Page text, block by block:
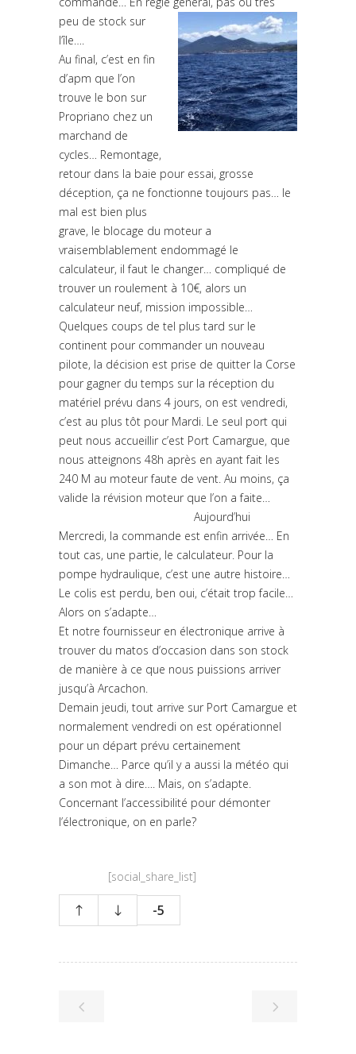
peu de stock sur
l’île….
Au final, c’est en fin
d’apm que l’on
trouve le bon sur
Propriano chez un
marchand de
cycles… Remontage,
retour dans la baie pour essai, grosse
déception, ça ne fonctionne toujours pas… le
mal est bien plus
grave, le blocage du moteur a
vraisemblablement endommagé le
calculateur, il faut le changer… compliqué de
trouver un roulement à 10€, alors un
calculateur neuf, mission impossible…
Quelques coups de tel plus tard sur le
continent pour commander un nouveau
pilote, la décision est prise de quitter la Corse
pour gagner du temps sur la réception du
matériel prévu dans 4 jours, on est vendredi,
c’est au plus tôt pour Mardi. Le seul port qui
peut nous accueillir c’est Port Camargue, que
nous atteignons 48h après en ayant fait les
240 M au moteur faute de vent. Au moins, ça
valide la révision moteur que l’on a faite…
Aujourd’hui
Mercredi, la commande est enfin arrivée… En
tout cas, une partie, le calculateur. Pour la
pompe hydraulique, c’est une autre histoire…
Le colis est perdu, ben oui, c’était trop facile…
Alors on s’adapte…
Et notre fournisseur en électronique arrive à
trouver du matos d’occasion dans son stock
de manière à ce que nous puissions arriver
jusqu’à Arcachon.
Demain jeudi, tout arrive sur Port Camargue et
normalement vendredi on est opérationnel
pour un départ prévu certainement
Dimanche… Parce qu’il y a aussi la météo qui
a son mot à dire…. Mais, on s’adapte.
Concernant l’accessibilité pour démonter
l’électronique, on en parle?
[social_share_list]
-5